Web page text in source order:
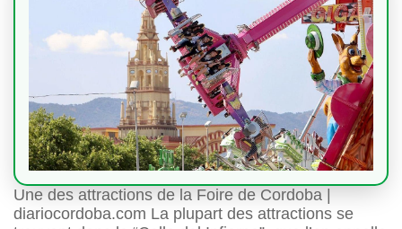
Une des attractions de la Foire de Cordoba |
diariocordoba.com La plupart des attractions se